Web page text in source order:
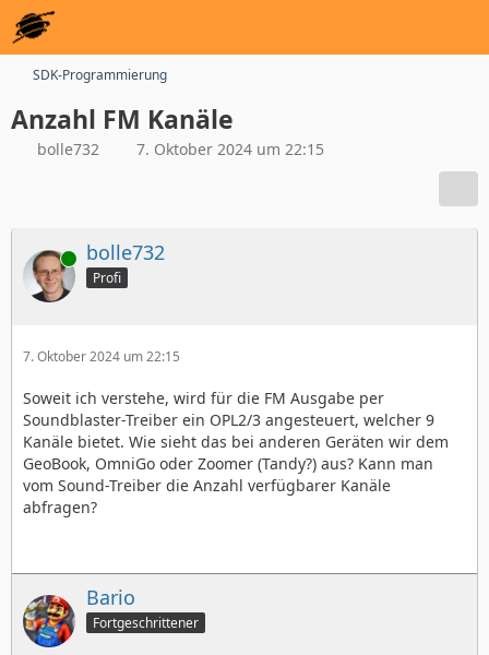
SDK-Programmierung
Anzahl FM Kanäle
bolle732 7. Oktober 2024 um 22:15
Online bolle732
Profi
7. Oktober 2024 um 22:15
Soweit ich verstehe, wird für die FM Ausgabe per
Soundblaster-Treiber ein OPL2/3 angesteuert, welcher 9
Kanäle bietet. Wie sieht das bei anderen Geräten wir dem
GeoBook, OmniGo oder Zoomer (Tandy?) aus? Kann man
vom Sound-Treiber die Anzahl verfügbarer Kanäle
abfragen?
Bario
Fortgeschrittener